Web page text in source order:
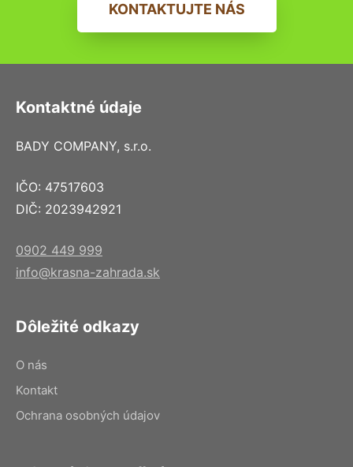
KONTAKTUJTE NÁS
Kontaktné údaje
BADY COMPANY, s.r.o.
IČO: 47517603
DIČ: 2023942921
0902 449 999
info@krasna-zahrada.sk
Dôležité odkazy
O nás
Kontakt
Ochrana osobných údajov